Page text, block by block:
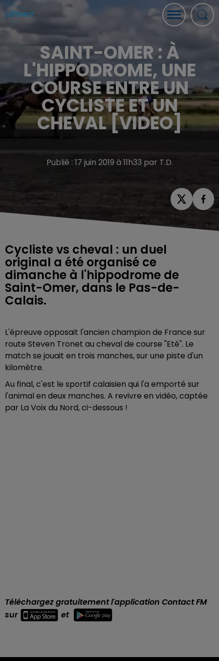
SAINT-OMER : À
L'HIPPODROME, UNE
COURSE ENTRE UN
CYCLISTE ET UN
CHEVAL [VIDEO]
Publié : 17 juin 2019 à 11h33 par T.D.
Cycliste vs cheval : un duel
original a été organisé ce
dimanche à l'hippodrome de
Saint-Omer, dans le Pas-de-
Calais.
L'épreuve opposait l'ancien champion de France sur
route Steven Tronet au cheval de course "Eté". Le
match se jouait en trois manches, sur une piste d'un
kilomètre.
Au final, c'est le sportif calaisien qui l'a emporté sur
l'animal en deux manches. A revivre en vidéo, captée
par La Voix du Nord, ci-dessous !
Téléchargez gratuitement l'application Contact FM
sur
et